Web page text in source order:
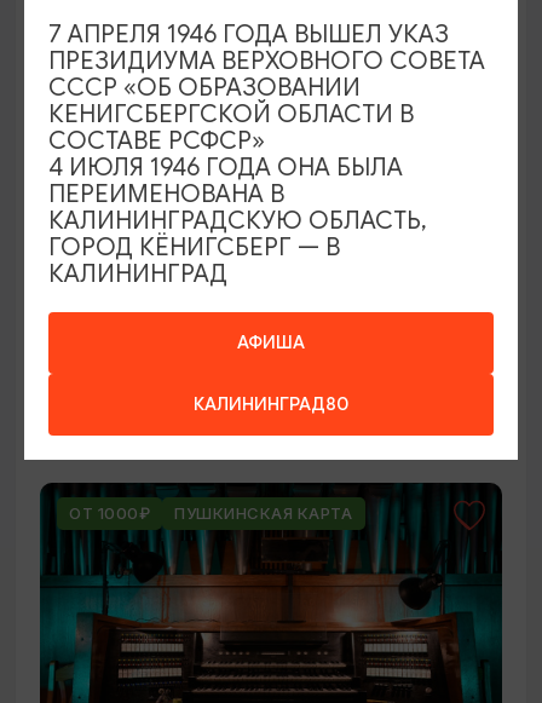
ВЫСТАВКИ
Оставленный багаж
Светлогорск, Арт-пространство «Янтарь-холл»
ОТ 1000₽ ПУШКИНСКАЯ КАРТА
АФИША
КАЛИНИНГРАД80
7 АПРЕЛЯ 1946 ГОДА ВЫШЕЛ УКАЗ
ПРЕЗИДИУМА ВЕРХОВНОГО СОВЕТА
СССР «ОБ ОБРАЗОВАНИИ
КЕНИГСБЕРГСКОЙ ОБЛАСТИ В
СОСТАВЕ РСФСР»
4 ИЮЛЯ 1946 ГОДА ОНА БЫЛА
ПЕРЕИМЕНОВАНА В
КАЛИНИНГРАДСКУЮ ОБЛАСТЬ,
ГОРОД КЁНИГСБЕРГ — В
КАЛИНИНГРАД